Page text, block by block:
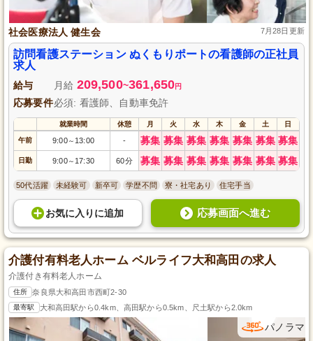
社会医療法人 健生会 7月28日更新
訪問看護ステーション ぬくもりポートの看護師の正社員
求人
給与 月給 209,500~361,650円
応募要件必須: 看護師、自動車免許
就業時間 休憩 月 火 水 木 金 土 日
午前 9:00～ 13:00 - 募集 募集 募集 募集 募集 募集 募集
日勤 9:00～ 17:30 60分 募集 募集 募集 募集 募集 募集 募集
50代活躍 未経験可 新卒可 学歴不問 寮・社宅あり 住宅手当
お気に入り に追加 応募画面へ進む
介護付有料老人ホーム ベルライフ大和高田の求人
介護付き有料老人ホーム
住所 奈良県大和高田市西町2-30
最寄駅 大和高田駅から0.4km、高田駅から0.5km、尺土駅から2.0km
パノラマ